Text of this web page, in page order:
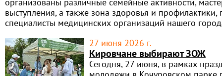
выступления, а также зона здоровья и профилактики,
специалисты медицинских организаций нашего
27 июня 2026 г.
Кировчане выбирают ЗОЖ
Сегодня, 27 июня, в рамках